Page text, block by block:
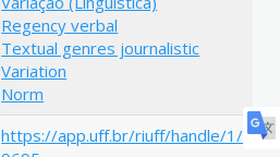
Regency verbal
Textual genres journalistic
Variation
Norm
https://app.uff.br/riuff/handle/1/